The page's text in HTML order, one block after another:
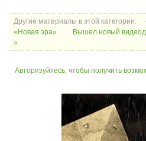
Другие материалы в этой категории:
«Новая эра»
Вышел новый
»
Авторизуйтесь, чтобы получить